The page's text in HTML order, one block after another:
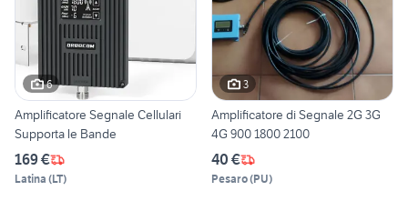
6
Amplificatore Segnale Cellulari
Supporta le Bande
169 €
Latina (LT)
3
Amplificatore di Segnale 2G 3G
4G 900 1800 2100
40 €
Pesaro(PU)